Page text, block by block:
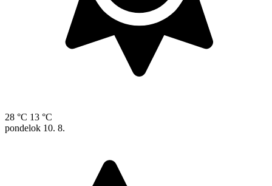
28 °C 13 °C
pondelok 10. 8.